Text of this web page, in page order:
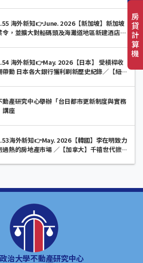
海外新知👉June. 2026【新加坡】新加坡
令，並擴大對船碼頭及海灘道地區新建酒店、
起AI熱潮
海外新知👉May. 2026【日本】 受槓桿收
帶動 日本各大銀行獲利刷新歷史紀錄／【紐西
動產研究中心舉辦「台日都市更新制度與實務
講座
海外新知👉May. 2026【韓國】李在明致力
過熱的房地產市場 ／【加拿大】千禧世代掀
治大學不動產研究中心
房
貸
計
算
機